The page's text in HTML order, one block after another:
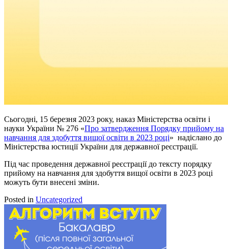
Сьогодні, 15 березня 2023 року, наказ Міністерства освіти і
науки України № 276 «Про затвердження Порядку прийому на
навчання для здобуття вищої освіти в 2023 році» надіслано до
Міністерства юстиції України для державної реєстрації.
Під час проведення державної реєстрації до тексту порядку
прийому на навчання для здобуття вищої освіти в 2023 році
можуть бути внесені зміни.
Posted in Uncategorized